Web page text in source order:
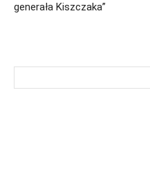
generała Kiszczaka”